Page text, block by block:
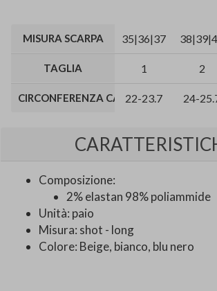
MISURA SCARPA 35|36|37
TAGLIA 1 2
CIRCONFERENZA CAVIGLIA (CM)
22-23.7 24-
Composizione:
2% elastan 98% poliammide
Unità: paio
Misura: shot - long
Colore: Beige, bianco, blu nero